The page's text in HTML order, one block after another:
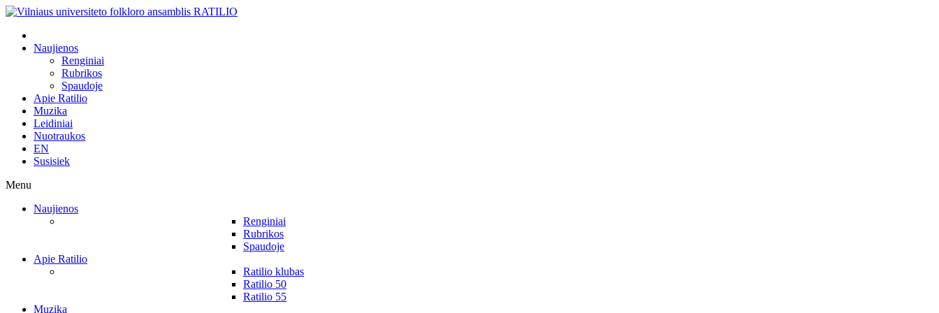
Naujienos
Renginiai
Rubrikos
Spaudoje
Apie Ratilio
Muzika
Leidiniai
Nuotraukos
EN
Susisiek
Menu
Naujienos
Renginiai
Rubrikos
Spaudoje
Apie Ratilio
Ratilio klubas
Ratilio 50
Ratilio 55
Muzika